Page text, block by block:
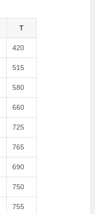
T
420
515
580
660
725
765
690
750
755